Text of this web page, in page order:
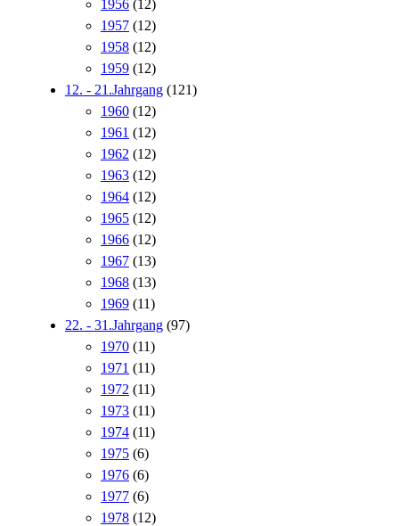
1956 (12)
1957 (12)
1958 (12)
1959 (12)
12. - 21.Jahrgang (121)
1960 (12)
1961 (12)
1962 (12)
1963 (12)
1964 (12)
1965 (12)
1966 (12)
1967 (13)
1968 (13)
1969 (11)
22. - 31.Jahrgang (97)
1970 (11)
1971 (11)
1972 (11)
1973 (11)
1974 (11)
1975 (6)
1976 (6)
1977 (6)
1978 (12)